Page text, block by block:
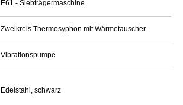
E61 - Siebträgermaschine
Zweikreis Thermosyphon mit Wärmetauscher
Vibrationspumpe
Edelstahl, schwarz